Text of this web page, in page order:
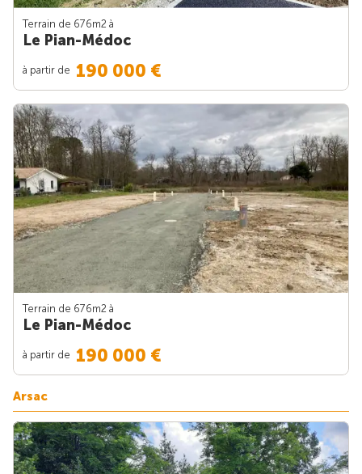
Terrain de 676m2 à
Le Pian-Médoc
à partir de 190 000 €
Terrain de 676m2 à
Le Pian-Médoc
à partir de 190 000 €
Arsac